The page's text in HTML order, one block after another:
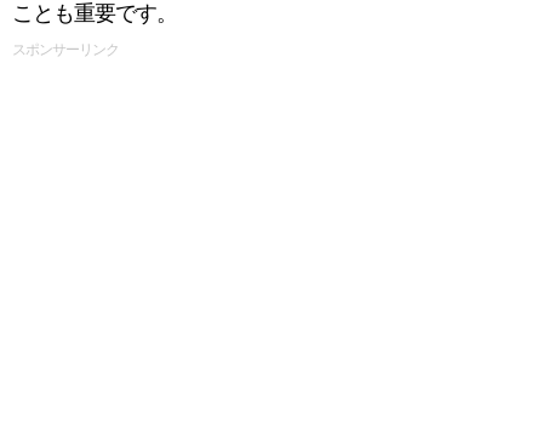
ことも重要です。
スポンサーリンク